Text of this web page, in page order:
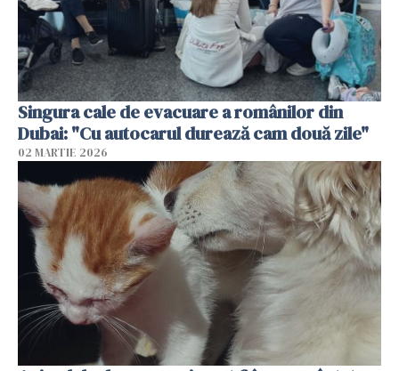
Singura cale de evacuare a românilor din
Dubai: "Cu autocarul durează cam două zile"
02 MARTIE 2026